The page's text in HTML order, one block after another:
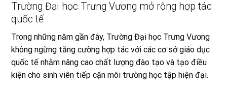
Trường Đại học Trưng Vương mở rộng hợp tác
quốc tế
Trong những năm gần đây, Trường Đại học Trưng Vương
không ngừng tăng cường hợp tác với các cơ sở giáo dục
quốc tế nhằm nâng cao chất lượng đào tạo và tạo điều
kiện cho sinh viên tiếp cận môi trường học tập hiện đại.